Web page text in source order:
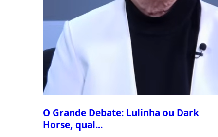
O Grande Debate: Lulinha ou Dark
Horse, qual...